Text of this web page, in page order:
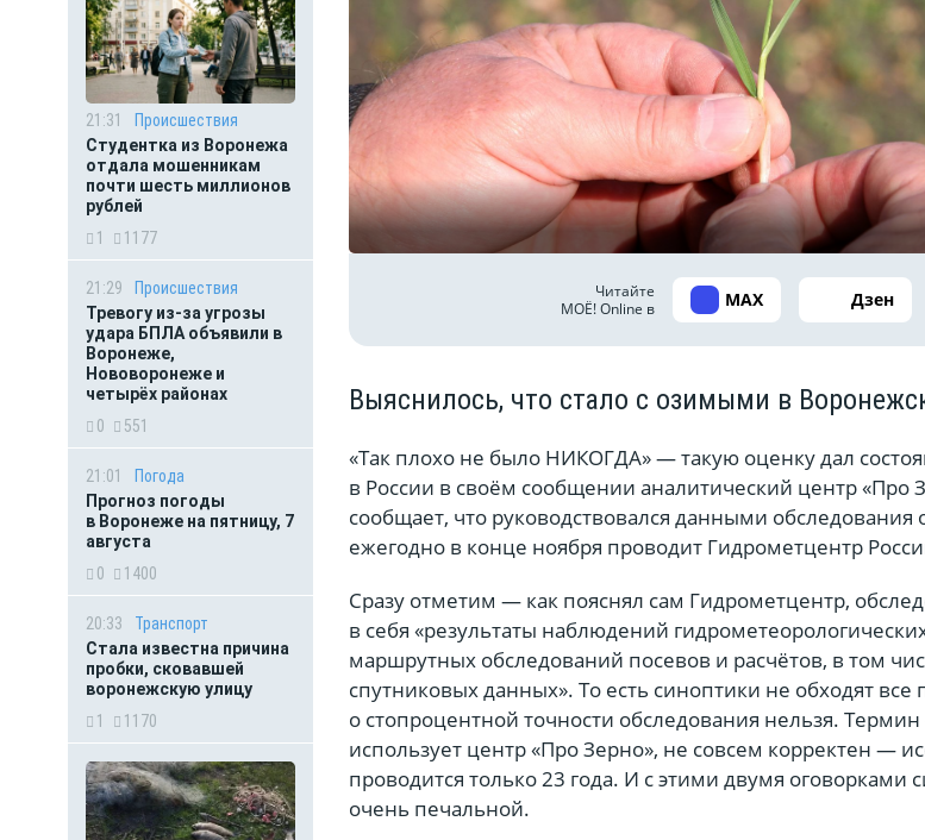
21:31
Происшествия
Студентка из Воронежа
отдала мошенникам
почти шесть миллионов
рублей
1
1177
21:29
Происшествия
Тревогу из-за угрозы
удара БПЛА объявили в
Воронеже,
Нововоронеже и
четырёх районах
0
551
21:01
Погода
Прогноз погоды
в Воронеже на пятницу, 7
августа
0
1400
20:33
Транспорт
Стала известна причина
пробки, сковавшей
воронежскую улицу
1
1170
Читайте
МОЁ! Online в
MAX Дзен
Выяснилось, что стало с озимыми в
«Так плохо не было НИКОГДА» — такую оценку дал
в России в своём сообщении аналитический центр «Про
сообщает, что руководствовался данными обследования
ежегодно в конце ноября проводит Гидрометцентр
Сразу отметим — как пояснял сам Гидрометцентр,
в себя «результаты наблюдений
маршрутных обследований посевов и расчётов, в том
спутниковых данных». То есть синоптики не обходят все
о стопроцентной точности обследования нельзя.
использует центр «Про Зерно», не совсем корректен —
проводится только 23 года. И с этими двумя оговорками
очень печальной.